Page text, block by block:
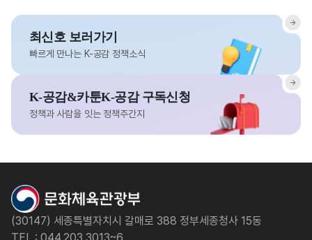
최신호 보러가기
빠르게 만나는 K-공감 정책소식
K-공감&카툰K-공감 구독신청
정책과 사람을 잇는 정책주간지
(30147) 세종특별자치시 갈매로 388 정부세종청사 15동